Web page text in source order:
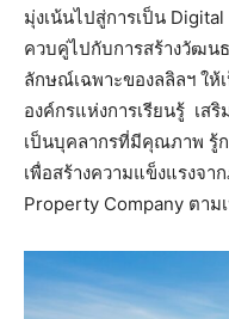
มุ่งเน้นไปสู่การเป็น
ควบคู่ไปกับการสร้างวัฒน
ลักษณ์เฉพาะของลลิลฯ ให้
องค์กรแห่งการเรียนรู้ เส
เป็นบุคลากรที่มีคุณภาพ รู้
เพื่อสร้างความแข็งแรงจา
Property Company ตาม